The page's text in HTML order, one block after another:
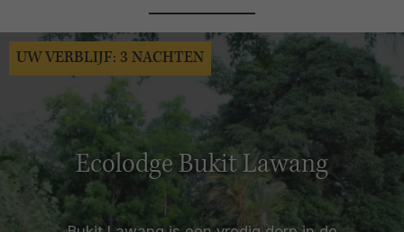
Ecolodge Bukit Lawang
UW VERBLIJF: 3 NACHTEN